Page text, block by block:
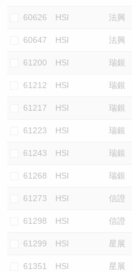
60626 HSI 法興
60647 HSI 法興
61200 HSI 瑞銀
61212 HSI 瑞銀
61217 HSI 瑞銀
61223 HSI 瑞銀
61243 HSI 瑞銀
61268 HSI 瑞銀
61273 HSI 信證
61298 HSI 信證
61299 HSI 星展
61351 HSI 星展